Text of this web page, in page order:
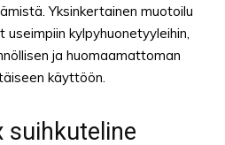
Yksinkertainen muotoilu
kylpyhuonetyyleihin,
ja huomaamattoman
käyttöön.
suihkuteline